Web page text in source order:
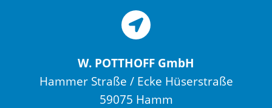
W. POTTHOFF GmbH
Hammer Straße / Ecke Hüserstraße
59075 Hamm